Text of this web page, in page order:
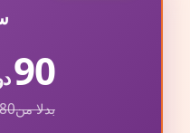
90
بدلا من